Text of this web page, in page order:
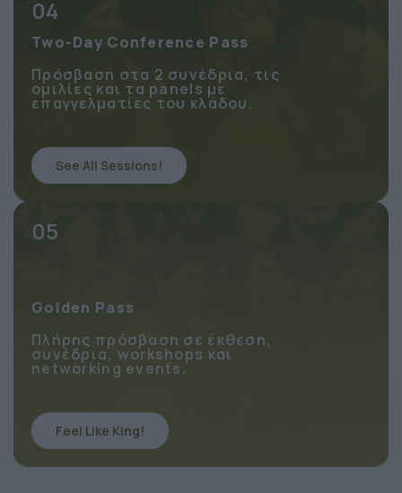
04
Two-Day Conference Pass
Πρόσβαση στα 2 συνέδρια, τις
ομιλίες και τα panels με
See All Sessions!
Golden Pass
Πλήρης πρόσβαση σε έκθεση,
συνέδρια, workshops και
Feel Like King!